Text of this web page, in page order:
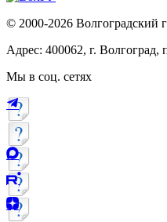
© 2000-2026 Волгоградский
Адрес: 400062, г. Волгоград,
Мы в соц. сетях